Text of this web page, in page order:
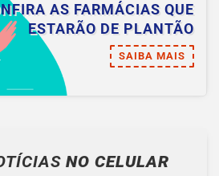
AS FARMÁCIAS QUE
ESTARÃO DE PLANTÃO
SAIBA MAIS
NO CELULAR